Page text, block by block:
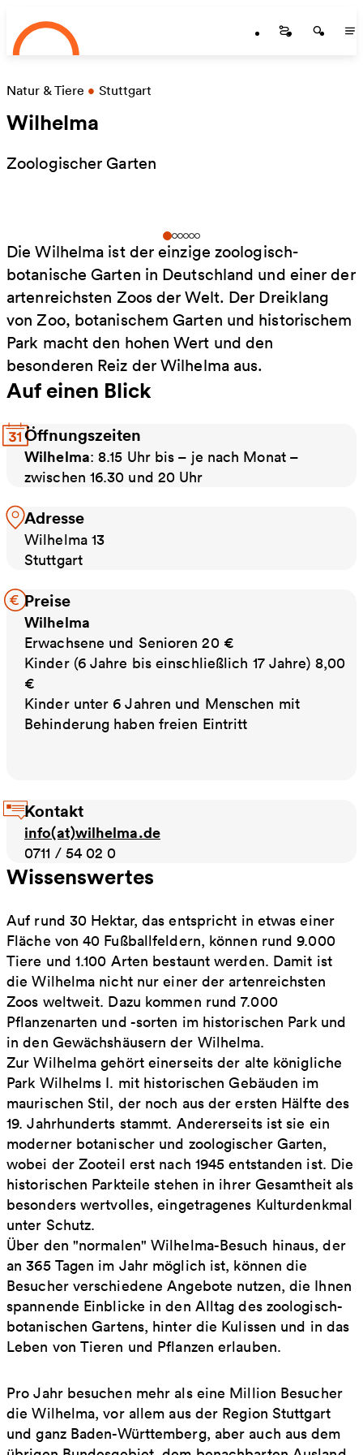
Zum Hauptinhalt springen
Startseite
Natur & Tiere • Stuttgart
Wilhelma
Zoologischer Garten
Die Wilhelma ist der einzige zoologisch-
botanische Garten in Deutschland und einer der
artenreichsten Zoos der Welt. Der Dreiklang
von Zoo, botanischem Garten und historischem
Park macht den hohen Wert und den
besonderen Reiz der Wilhelma aus.
Auf einen Blick
Öffnungszeiten
Wilhelma: 8.15 Uhr bis – je nach Monat –
zwischen 16.30 und 20 Uhr
Adresse
Wilhelma 13
Stuttgart
Preise
Wilhelma
Erwachsene und Senioren 20 €
Kinder (6 Jahre bis einschließlich 17 Jahre) 8,00
€
Kinder unter 6 Jahren und Menschen mit
Behinderung haben freien Eintritt
Kontakt
info(at)wilhelma.de
0711 / 54 02 0
Wissenswertes
Auf rund 30 Hektar, das entspricht in etwas einer
Fläche von 40 Fußballfeldern, können rund 9.000
Tiere und 1.100 Arten bestaunt werden. Damit ist
die Wilhelma nicht nur einer der artenreichsten
Zoos weltweit. Dazu kommen rund 7.000
Pflanzenarten und -sorten im historischen Park und
in den Gewächshäusern der Wilhelma.
Zur Wilhelma gehört einerseits der alte königliche
Park Wilhelms I. mit historischen Gebäuden im
maurischen Stil, der noch aus der ersten Hälfte des
19. Jahrhunderts stammt. Andererseits ist sie ein
moderner botanischer und zoologischer Garten,
wobei der Zooteil erst nach 1945 entstanden ist. Die
historischen Parkteile stehen in ihrer Gesamtheit als
besonders wertvolles, eingetragenes Kulturdenkmal
unter Schutz.
Über den "normalen" Wilhelma-Besuch hinaus, der
an 365 Tagen im Jahr möglich ist, können die
Besucher verschiedene Angebote nutzen, die Ihnen
spannende Einblicke in den Alltag des zoologisch-
botanischen Gartens, hinter die Kulissen und in das
Leben von Tieren und Pflanzen erlauben.
Pro Jahr besuchen mehr als eine Million Besucher
die Wilhelma, vor allem aus der Region Stuttgart
und ganz Baden-Württemberg, aber auch aus dem